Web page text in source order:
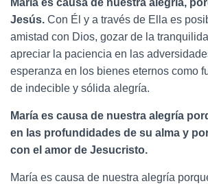
María es causa de nuestra alegría,
Jesús. Con Él y a través de Ella es
amistad con Dios, gozar de la
apreciar la paciencia en las
esperanza en los bienes eternos como
de indecible y sólida alegría.
María es causa de nuestra alegría
en las profundidades de su alma y
con el amor de Jesucristo.
María es causa de nuestra alegría